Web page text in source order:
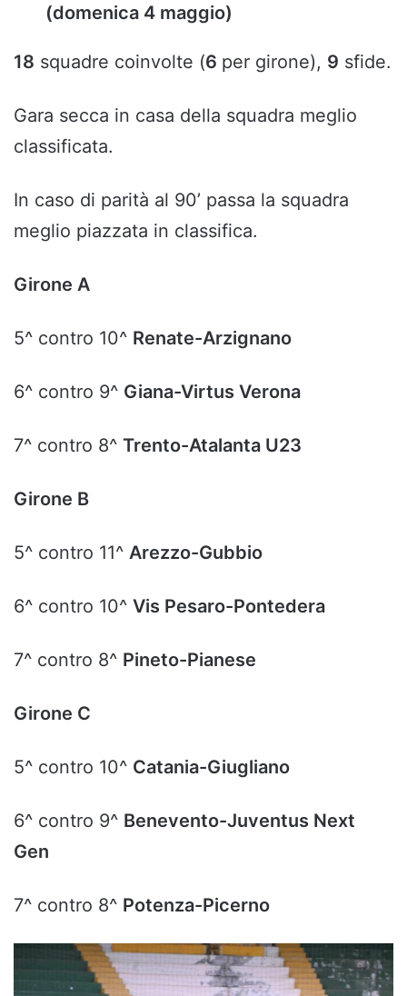
(domenica 4 maggio)
18 squadre coinvolte (6 per girone), 9 sfide.
Gara secca in casa della squadra meglio
classificata.
In caso di parità al 90’ passa la squadra
meglio piazzata in classifica.
Girone A
5^ contro 10^ Renate-Arzignano
6^ contro 9^ Giana-Virtus Verona
7^ contro 8^ Trento-Atalanta U23
Girone B
5^ contro 11^ Arezzo-Gubbio
6^ contro 10^ Vis Pesaro-Pontedera
7^ contro 8^ Pineto-Pianese
Girone C
5^ contro 10^ Catania-Giugliano
6^ contro 9^ Benevento-Juventus Next
Gen
7^ contro 8^ Potenza-Picerno